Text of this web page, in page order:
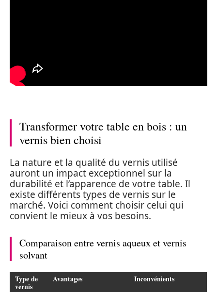
Transformer votre table en bois : un
vernis bien choisi
La nature et la qualité du vernis utilisé
auront un impact exceptionnel sur la
durabilité et l’apparence de votre table. Il
existe différents types de vernis sur le
marché. Voici comment choisir celui qui
convient le mieux à vos besoins.
Comparaison entre vernis aqueux et vernis
solvant
Type de
vernis
Avantages Inconvénients